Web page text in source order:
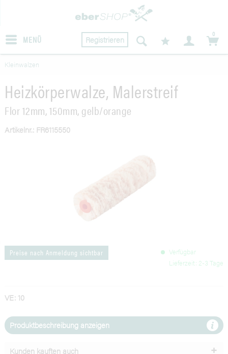
MENÜ Registrieren
0
Kleinwalzen
Heizkörperwalze, Malerstreif
Flor 12mm, 150mm, gelb/orange
Artikelnr.: FR6115550
Preise nach Anmeldung sichtbar
Verfügbar
Lieferzeit: 2-3 Tage
VE: 10
Produktbeschreibung anzeigen
Kunden kauften auch